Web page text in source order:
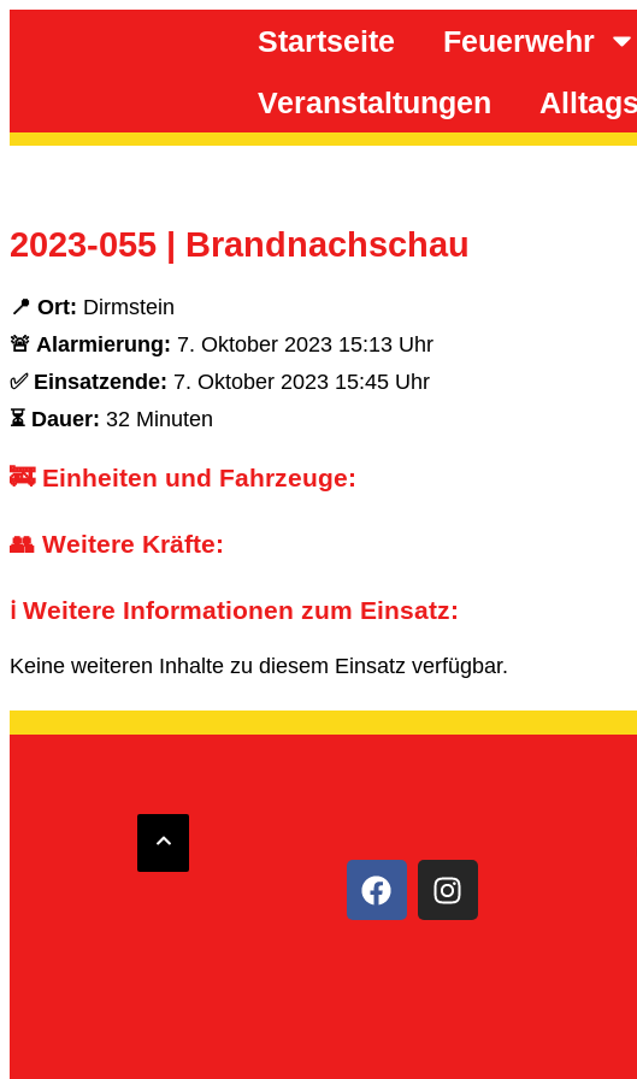
Inhalt
Startseite Feuerwehr
Veranstaltungen
2023-055 | Brandnachschau
📍 Ort: Dirmstein
🚨 Alarmierung: 7. Oktober 2023 15:13 Uhr
✅ Einsatzende: 7. Oktober 2023 15:45 Uhr
⏳ Dauer: 32 Minuten
🚒 Einheiten und Fahrzeuge:
👥 Weitere Kräfte:
ℹ️ Weitere Informationen zum Einsatz:
Keine weiteren Inhalte zu diesem Einsatz verfügbar.